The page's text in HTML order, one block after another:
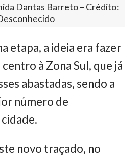
Dantas Barreto – Crédito:
etapa, a ideia era fazer
à Zona Sul, que já
abastadas, sendo a
número de
novo traçado, no